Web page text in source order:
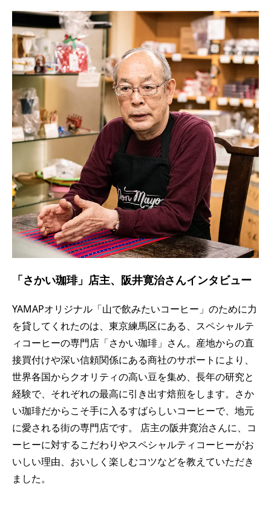
「さかい珈琲」店主、阪井寛治さんインタビュー
YAMAPオリジナル「山で飲みたいコーヒー」のために力
を貸してくれたのは、東京練馬区にある、スペシャルテ
ィコーヒーの専門店「さかい珈琲」さん。産地からの直
接買付けや深い信頼関係にある商社のサポートにより、
世界各国からクオリティの高い豆を集め、長年の研究と
経験で、それぞれの最高に引き出す焙煎をします。さか
い珈琲だからこそ手に入るすばらしいコーヒーで、地元
に愛される街の専門店です。 店主の阪井寛治さんに、コ
ーヒーに対するこだわりやスペシャルティコーヒーがお
いしい理由、おいしく楽しむコツなどを教えていただき
ました。